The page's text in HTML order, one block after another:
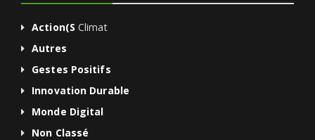
Action(s Climat
Autres
Gestes Positifs
Innovation Durable
Monde Digital
Non Classé